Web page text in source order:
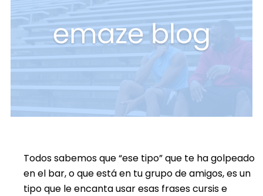
Todos sabemos que “ese tipo” que te ha golpeado
en el bar, o que está en tu grupo de amigos, es un
tipo que le encanta usar esas frases cursis e